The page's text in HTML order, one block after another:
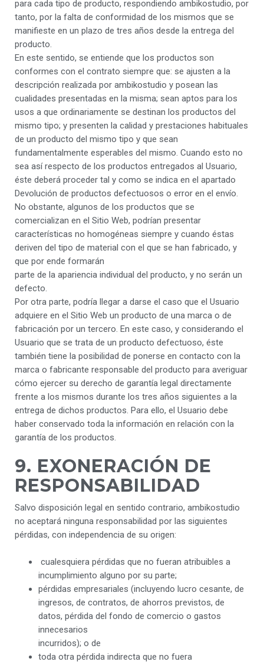
para cada tipo de producto, respondiendo ambikostudio, por
tanto, por la falta de conformidad de los mismos que se
manifieste en un plazo de tres años desde la entrega del
producto.
En este sentido, se entiende que los productos son
conformes con el contrato siempre que: se ajusten a la
descripción realizada por ambikostudio y posean las
cualidades presentadas en la misma; sean aptos para los
usos a que ordinariamente se destinan los productos del
mismo tipo; y presenten la calidad y prestaciones habituales
de un producto del mismo tipo y que sean
fundamentalmente esperables del mismo. Cuando esto no
sea así respecto de los productos entregados al Usuario,
éste deberá proceder tal y como se indica en el apartado
Devolución de productos defectuosos o error en el envío.
No obstante, algunos de los productos que se
comercializan en el Sitio Web, podrían presentar
características no homogéneas siempre y cuando éstas
deriven del tipo de material con el que se han fabricado, y
que por ende formarán
parte de la apariencia individual del producto, y no serán un
defecto.
Por otra parte, podría llegar a darse el caso que el Usuario
adquiere en el Sitio Web un producto de una marca o de
fabricación por un tercero. En este caso, y considerando el
Usuario que se trata de un producto defectuoso, éste
también tiene la posibilidad de ponerse en contacto con la
marca o fabricante responsable del producto para averiguar
cómo ejercer su derecho de garantía legal directamente
frente a los mismos durante los tres años siguientes a la
entrega de dichos productos. Para ello, el Usuario debe
haber conservado toda la información en relación con la
garantía de los productos.
9. EXONERACIÓN DE
RESPONSABILIDAD
Salvo disposición legal en sentido contrario, ambikostudio
no aceptará ninguna responsabilidad por las siguientes
pérdidas, con independencia de su origen:
cualesquiera pérdidas que no fueran atribuibles a
incumplimiento alguno por su parte;
pérdidas empresariales (incluyendo lucro cesante, de
ingresos, de contratos, de ahorros previstos, de
datos, pérdida del fondo de comercio o gastos
innecesarios
incurridos); o de
toda otra pérdida indirecta que no fuera